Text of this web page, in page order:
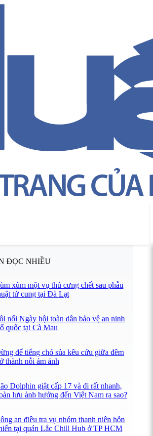
ĐỌC NHIỀU
xùm một vụ thú cưng chết sau phẫu
tử cung tại Đà Lạt
nổi Ngày hội toàn dân bảo vệ an ninh
quốc tại Cà Mau
để tiếng chó sủa kêu cứu giữa đêm
thành nỗi ám ảnh
Dolphin giật cấp 17 và đi rất nhanh,
lưu ảnh hưởng đến Việt Nam ra sao?
an điều tra vụ nhóm thanh niên hỗn
tại quán Lắc Chill Hub ở TP HCM